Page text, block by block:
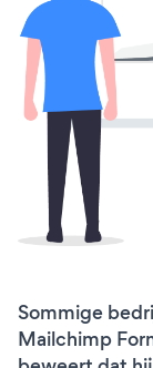
Sommige
Mailchimp